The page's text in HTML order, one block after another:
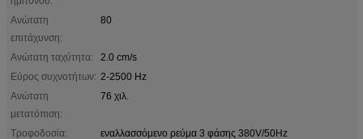
Ανώτατη
επιτάχυνση:
80
Ανώτατη ταχύτητα:
2.0 cm/s
Εύρος συχνοτήτων: 2-2500 Hz
Ανώτατη
μετατόπιση:
76 χιλ.
Τροφοδοσία:
εναλλασσόμενο ρεύμα 3 φάσης 380V/50Hz